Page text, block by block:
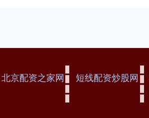
北京配资之家网 短线配资炒股网